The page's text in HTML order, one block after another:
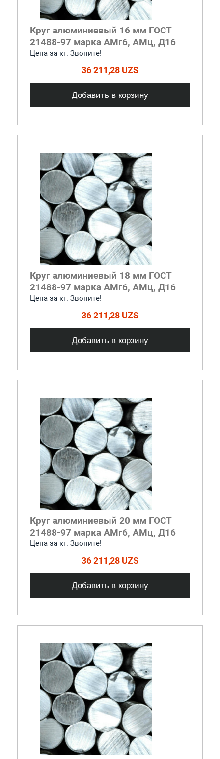
Круг алюминиевый 16 мм ГОСТ
21488-97 марка АМг6, АМц, Д16
Цена за кг. Звоните!
36 211,28 UZS
Добавить в корзину
Круг алюминиевый 18 мм ГОСТ
21488-97 марка АМг6, АМц, Д16
Цена за кг. Звоните!
36 211,28 UZS
Добавить в корзину
Круг алюминиевый 20 мм ГОСТ
21488-97 марка АМг6, АМц, Д16
Цена за кг. Звоните!
36 211,28 UZS
Добавить в корзину